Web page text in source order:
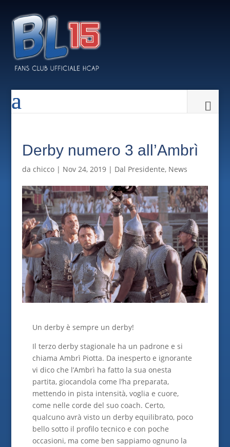
Derby numero 3 all’Ambrì
da chicco| Nov 24, 2019| Dal Presidente, News
Un derby è sempre un derby!
Il terzo derby stagionale ha un padrone e si
chiama Ambrì Piotta. Da inesperto e ignorante
vi dico che l’Ambrì ha fatto la sua onesta
partita, giocandola come l’ha preparata,
mettendo in pista intensità, voglia e cuore,
come nelle corde del suo coach. Certo,
qualcuno avrà visto un derby equilibrato, poco
bello sotto il profilo tecnico e con poche
occasioni, ma come ben sappiamo ognuno la